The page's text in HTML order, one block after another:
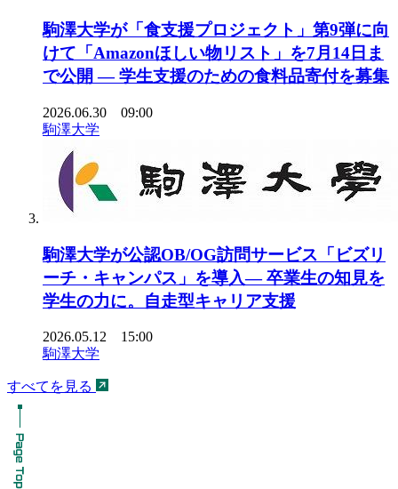
駒澤大学が「食支援プロジェクト」第9弾に向
けて「Amazonほしい物リスト」を7月14日ま
で公開 ― 学生支援のための食料品寄付を募集
2026.06.30 09:00
駒澤大学
駒澤大学が公認OB/OG訪問サービス「ビズリ
ーチ・キャンパス」を導入― 卒業生の知見を
学生の力に。自走型キャリア支援
2026.05.12 15:00
駒澤大学
すべてを見る